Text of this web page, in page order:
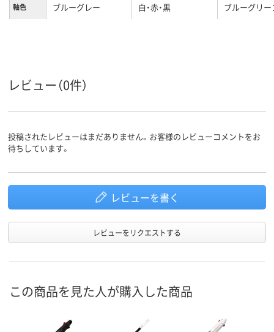
軸色 ブルーグレー 白・赤・黒 ブルーグリー
インク種
類
油性インク
黒、赤、青、緑 黒・赤 黒・赤・青・緑
軸径 13.8mm
ループ
グレー系、ブルー系
ブラック系、レッド
系
マルチカラー
セット
レビュー（0件）
投稿されたレビューはまだありません。お客様のレビューコメントをお
待ちしています。
レビューを書く
レビューをリクエストする
この商品を見た人が購入した商品